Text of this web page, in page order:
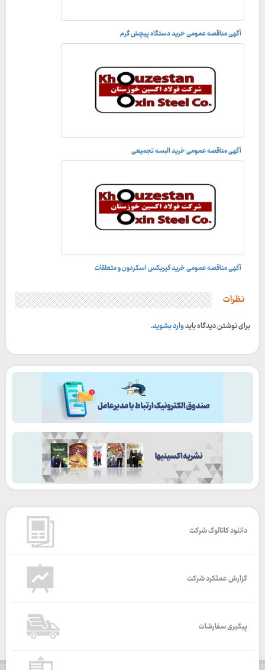
آگهی مناقصه عمومی خرید دستگاه پیچش گرم
آگهی مناقصه عمومی خرید البسه تجمیعی
آگهی مناقصه عمومی خرید گیربکس اسکردون و متعلقات
نظرات
برای نوشتن دیدگاه بایدوارد بشوید.
دانلود کاتالوگ شرکت
گزارش عملکرد شرکت
پیگیری سفارشات